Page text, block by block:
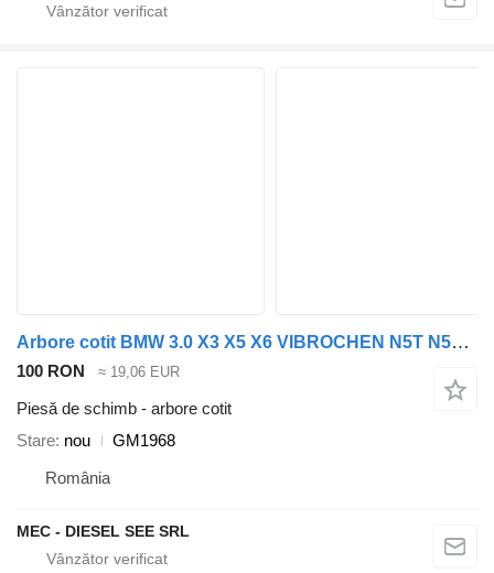
Arbore cotit BMW 3.0 X3 X5 X6 VIBROCHEN N5T N57D30 seria 3 4 5 6 7 GM1968 pentru automobil
100 RON ≈ 19,06 EUR
Piesă de schimb - arbore cotit
Stare nou
GM1968
România
MEC - DIESEL SEE SRL